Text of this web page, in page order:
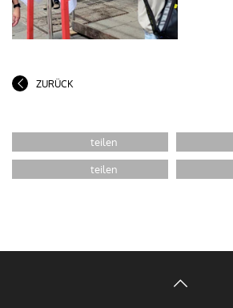
ZURÜCK